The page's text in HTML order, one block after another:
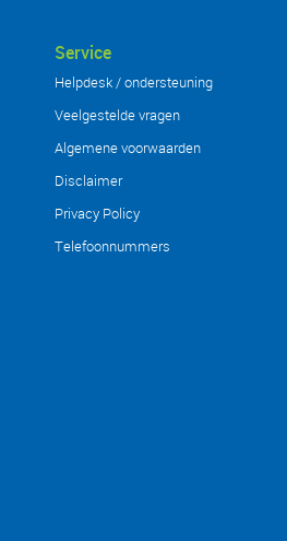
Service
Helpdesk / ondersteuning
Veelgestelde vragen
Algemene voorwaarden
Disclaimer
Privacy Policy
Telefoonnummers